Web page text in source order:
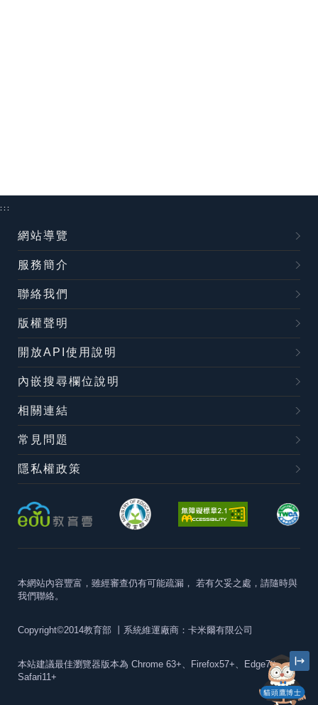
貓頭鷹博士
:::
網站導覽
服務簡介
聯絡我們
版權聲明
開放API使用說明
內嵌搜尋欄位說明
相關連結
常見問題
隱私權政策
本網站內容豐富，雖經審查仍有可能疏漏， 若有欠妥之處，請隨時與
我們聯絡。
Copyright©2014教育部 丨系統維運廠商：卡米爾有限公司
本站建議最佳瀏覽器版本為 Chrome 63+、Firefox57+、Edge79+及
Safari11+